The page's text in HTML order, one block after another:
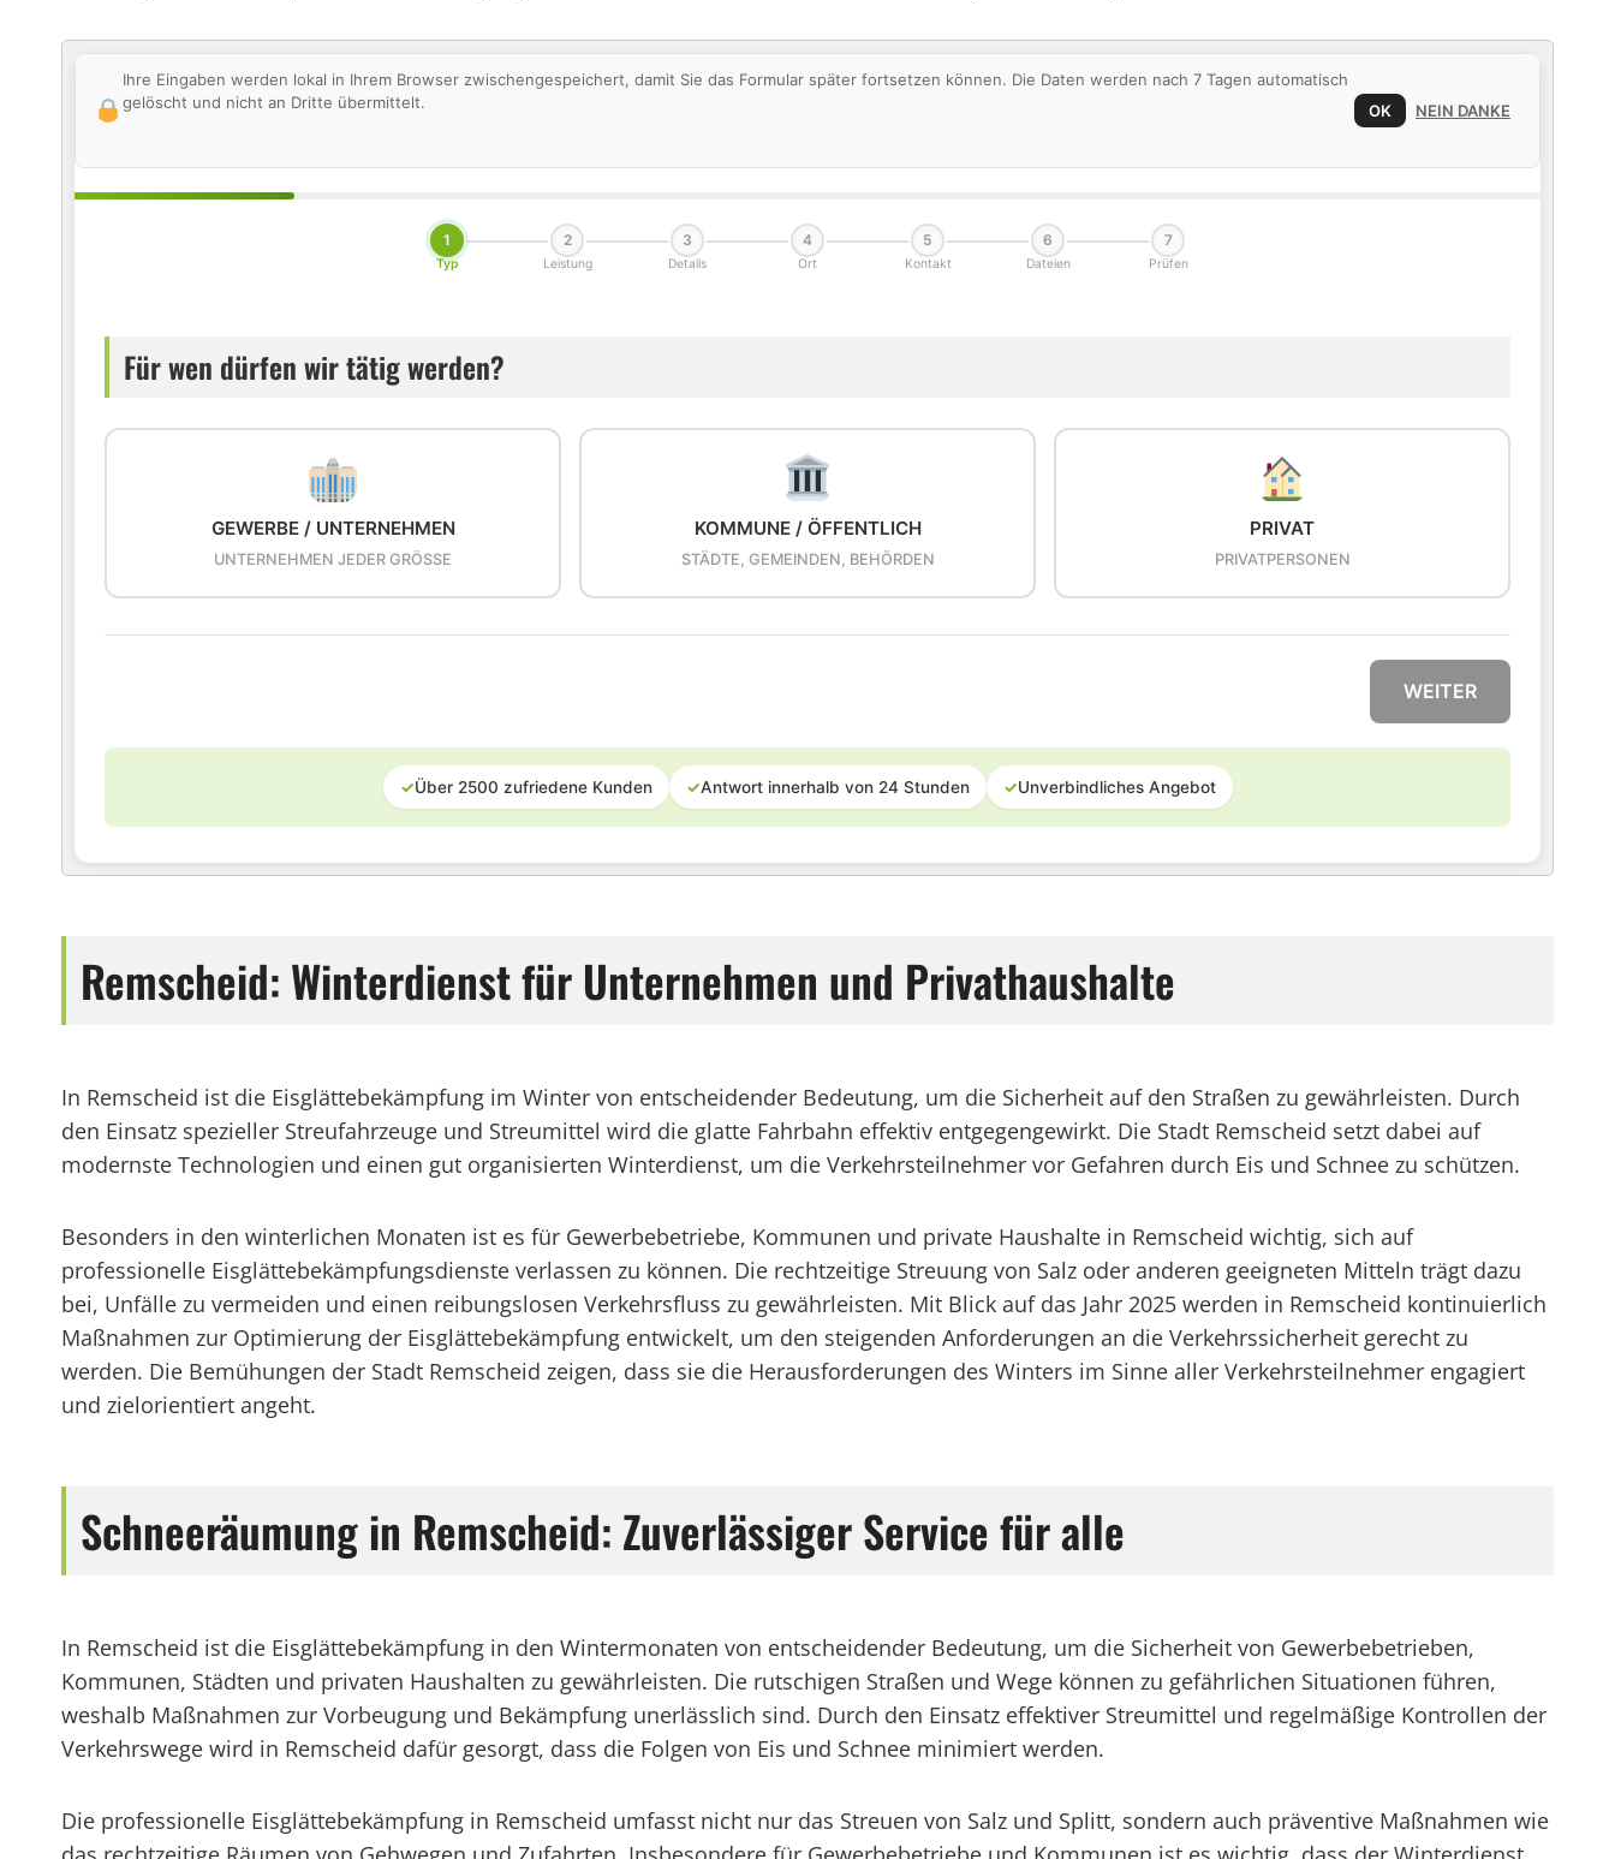
Ihre Eingaben werden lokal in Ihrem Browser zwischengespeichert, damit Sie das Formular später fortsetzen können. Die Daten werden nach 7 Tagen automatisch
gelöscht und nicht an Dritte übermittelt.
OK NEIN DANKE
1
Typ
2
Leistung
3
Details
4
Ort
5
Kontakt
6
Dateien
7
Prüfen
Für wen dürfen wir tätig werden?
GEWERBE / UNTERNEHMEN
UNTERNEHMEN JEDER GRÖSSE
KOMMUNE / ÖFFENTLICH
STÄDTE, GEMEINDEN, BEHÖRDEN
PRIVAT
PRIVATPERSONEN
WEITER
✓Über 2500 zufriedene Kunden ✓Antwort innerhalb von 24 Stunden ✓Unverbindliches Angebot
Remscheid: Winterdienst für Unternehmen und Privathaushalte
In Remscheid ist die Eisglättebekämpfung im Winter von entscheidender Bedeutung, um die Sicherheit auf den Straßen zu gewährleisten. Durch
den Einsatz spezieller Streufahrzeuge und Streumittel wird die glatte Fahrbahn effektiv entgegengewirkt. Die Stadt Remscheid setzt dabei auf
modernste Technologien und einen gut organisierten Winterdienst, um die Verkehrsteilnehmer vor Gefahren durch Eis und Schnee zu schützen.
Besonders in den winterlichen Monaten ist es für Gewerbebetriebe, Kommunen und private Haushalte in Remscheid wichtig, sich auf
professionelle Eisglättebekämpfungsdienste verlassen zu können. Die rechtzeitige Streuung von Salz oder anderen geeigneten Mitteln trägt dazu
bei, Unfälle zu vermeiden und einen reibungslosen Verkehrsfluss zu gewährleisten. Mit Blick auf das Jahr 2025 werden in Remscheid kontinuierlich
Maßnahmen zur Optimierung der Eisglättebekämpfung entwickelt, um den steigenden Anforderungen an die Verkehrssicherheit gerecht zu
werden. Die Bemühungen der Stadt Remscheid zeigen, dass sie die Herausforderungen des Winters im Sinne aller Verkehrsteilnehmer engagiert
und zielorientiert angeht.
Schneeräumung in Remscheid: Zuverlässiger Service für alle
In Remscheid ist die Eisglättebekämpfung in den Wintermonaten von entscheidender Bedeutung, um die Sicherheit von Gewerbebetrieben,
Kommunen, Städten und privaten Haushalten zu gewährleisten. Die rutschigen Straßen und Wege können zu gefährlichen Situationen führen,
weshalb Maßnahmen zur Vorbeugung und Bekämpfung unerlässlich sind. Durch den Einsatz effektiver Streumittel und regelmäßige Kontrollen der
Verkehrswege wird in Remscheid dafür gesorgt, dass die Folgen von Eis und Schnee minimiert werden.
Die professionelle Eisglättebekämpfung in Remscheid umfasst nicht nur das Streuen von Salz und Splitt, sondern auch präventive Maßnahmen wie